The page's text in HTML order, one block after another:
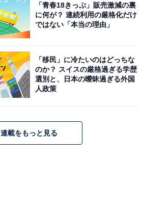
「青春18きっぷ」販売激減の裏
に何が？ 連続利用の厳格化だけ
ではない「本当の理由」
「移民」に冷たいのはどっちな
のか？ スイスの厳格過ぎる学歴
選別と、日本の曖昧過ぎる外国
人政策
連載をもっと見る